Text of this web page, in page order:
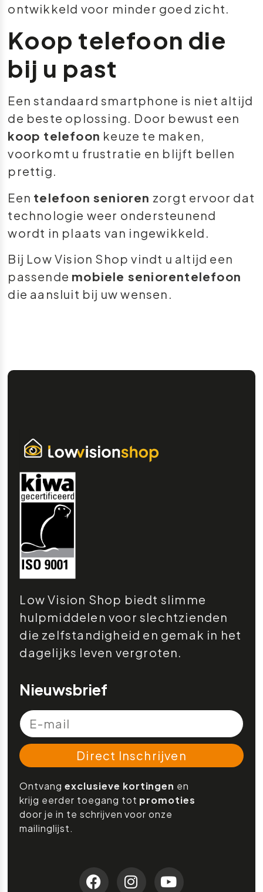
ontwikkeld voor minder goed zicht.
Koop telefoon die
bij u past
Een standaard smartphone is niet altijd
de beste oplossing. Door bewust een
koop telefoon keuze te maken,
voorkomt u frustratie en blijft bellen
prettig.
Een telefoon senioren zorgt ervoor dat
technologie weer ondersteunend
wordt in plaats van ingewikkeld.
Bij Low Vision Shop vindt u altijd een
passende mobiele seniorentelefoon
die aansluit bij uw wensen.
Low Vision Shop biedt slimme
hulpmiddelen voor slechtzienden
die zelfstandigheid en gemak in het
dagelijks leven vergroten.
Nieuwsbrief
Direct Inschrijven
Ontvangexclusieve kortingen en
krijg eerder toegang tot promoties
door je in te schrijven voor onze
mailinglijst.